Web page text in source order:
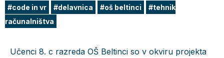
code in vr
delavnica oš beltinci
tehnik
računalništva
Učenci 8. c razreda OŠ Beltinci so v okviru projekta